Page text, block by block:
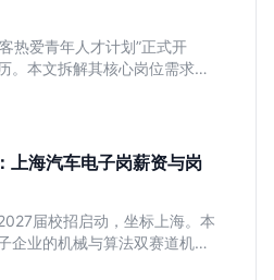
热爱青年人才计划”正式开
。本文拆解其核心岗位需求
算法），分析非科班同学的投
上海汽车电子岗薪资与岗
届校招启动，坐标上海。本
企业的机械与算法双赛道机
含金量及应届生成长路径，助